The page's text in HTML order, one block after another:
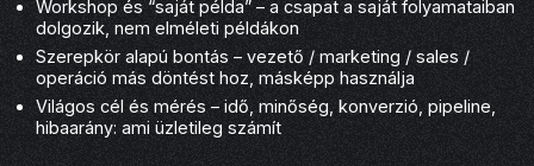
Workshop és “saját példa” – a csapat a saját folyamataiban
dolgozik, nem elméleti példákon
Szerepkör alapú bontás – vezető / marketing / sales /
operáció más döntést hoz, másképp használja
Világos cél és mérés – idő, minőség, konverzió, pipeline,
hibaarány: ami üzletileg számít